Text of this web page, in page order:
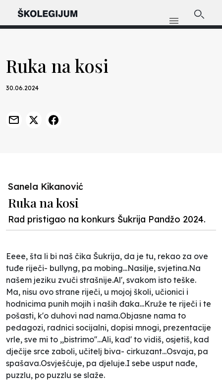
Ruka na kosi
30.06.2024
Sanela Kikanović
Ruka na kosi
Rad pristigao na konkurs Šukrija Pandžo 2024.
Eeee, šta li bi naš čika Šukrija, da je tu, rekao za ove
tuđe riječi- bullyng, pa mobing...Nasilje, svjetina.Na
našem jeziku zvuči strašnije.Al', svakom isto teške.
Ma, nisu ovo strane riječi, u mojoj školi, učionici i
hodnicima punih mojih i naših đaka...Kruže te riječi i te
pošasti, k'o duhovi nad nama.Objasne nama to
pedagozi, radnici socijalni, dopisi mnogi, prezentacije
vrle, sve mi to ,,bistrimo''...Ali, kad' to vidiš, osjetiš, kad
dječije srce zaboli, učitelj biva- cirkuzant...Osvaja, pa
spašava.Osvješćuje, pa djeluje.I sebe usput nađe,
puzzlu, po puzzlu se slaže.